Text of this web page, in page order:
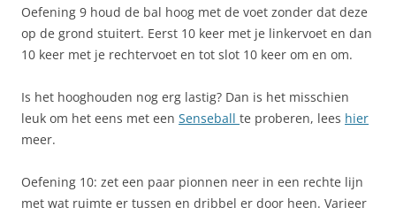
Oefening 9 houd de bal hoog met de voet zonder dat deze
op de grond stuitert. Eerst 10 keer met je linkervoet en dan
10 keer met je rechtervoet en tot slot 10 keer om en om.
Is het hooghouden nog erg lastig? Dan is het misschien
leuk om het eens met een Senseball te proberen, lees hier
meer.
Oefening 10: zet een paar pionnen neer in een rechte lijn
met wat ruimte er tussen en dribbel er door heen. Varieer